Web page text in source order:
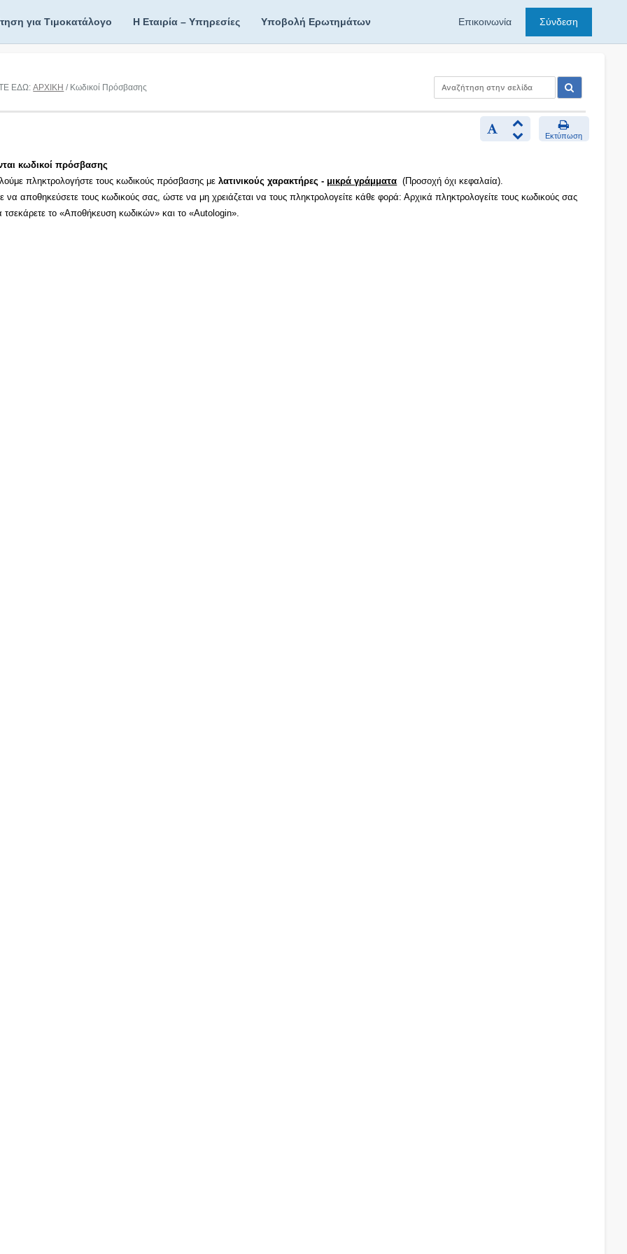
για Τιμοκατάλογο Η Εταιρία – Υπηρεσίες Υποβολή Ερωτημάτων Επικοινωνία Σύνδεση
ΕΔΩ:ΑΡΧΙΚΗ / Κωδικοί Πρόσβασης
Εκτύπωση
κωδικοί πρόσβασης
πληκτρολογήστε τους κωδικούς πρόσβασης μελατινικούς χαρακτήρες - μικρά γράμματα (Προσοχή όχι κεφαλαία).
να αποθηκεύσετε τους κωδικούς σας, ώστε να μη χρειάζεται να τους πληκτρολογείτε κάθε φορά: Αρχικά πληκτρολογείτε τους κωδικούς σας
τσεκάρετε το «Αποθήκευση κωδικών» και το «Autologin».